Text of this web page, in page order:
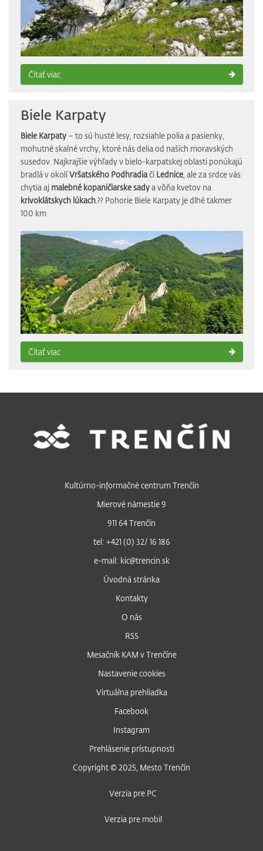
Čítať viac
Biele Karpaty
Biele Karpaty– to sú husté lesy, rozsiahle polia a pasienky,
mohutné skalné vrchy, ktoré nás delia od našich moravských
susedov. Najkrajšie výhľady v bielo-karpatskej oblasti ponúkajú
bradlá v okolíVršatského Podhradiači Lednice, ale za srdce vás
chytia aj malebné kopaničiarske sadya vôňa kvetov na
krivoklátskych lúkach.?? Pohorie Biele Karpaty je dlhé takmer
100 km
Čítať viac
Kultúrno-informačné centrum Trenčín
Mierové námestie 9
911 64 Trenčín
tel: +421 (0) 32/ 16 186
e-mail: kic@trencin.sk
Úvodná stránka
Kontakty
O nás
RSS
Mesačník KAM v Trenčíne
Nastavenie cookies
Virtuálna prehliadka
Facebook
Instagram
Prehlásenie prístupnosti
Copyright © 2025, Mesto Trenčín
Verzia pre PC
Verzia pre mobil